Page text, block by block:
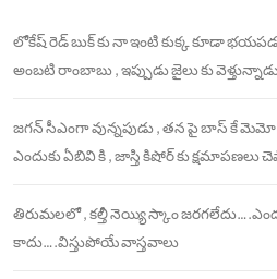
లోకేష్ రెడ్ బుక్ కు నా ఇంటి కుక్క కూడా
అంబటి రాంబాబు , ఇప్పుడు జైలు కు
జగన్ సీఎంగా వున్నపుడు , తన పై బాస్ కే మెమో
ఎందుకు ఏబివి కి , జాస్తి కిషోర్ కు క్షమాపణలు
తిరుమలలో , కల్తీ నెయ్యి స్కాం
కాదు….విస్తుపోయే వాస్తవాలు